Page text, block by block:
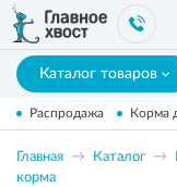
Каталог товаров
Распродажа Корма
Главная Каталог
корма